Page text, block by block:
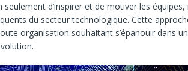
d’inspirer et de motiver les équipes,
du secteur technologique. Cette
organisation souhaitant s’épanouir dans un